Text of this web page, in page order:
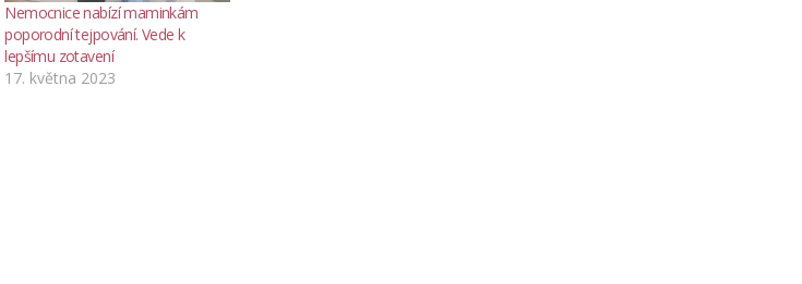
Nemocnice nabízí maminkám
poporodní tejpování. Vede k
lepšímu zotavení
17. května 2023